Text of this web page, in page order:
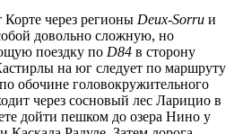
через регионы Deux-Sorru и
довольно сложную, но
поездку по D84 в сторону
на юг следует по маршруту
обочине головокружительного
через сосновый лес Ларицио в
дойти пешком до озера Нино у